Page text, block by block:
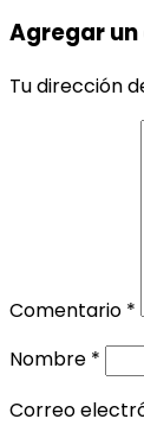
Agregar
Tu dirección
Comentario *
Nombre *
Correo